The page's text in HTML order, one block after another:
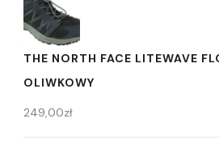
THE NORTH FACE LITEWAVE
OLIWKOWY
249,00zł